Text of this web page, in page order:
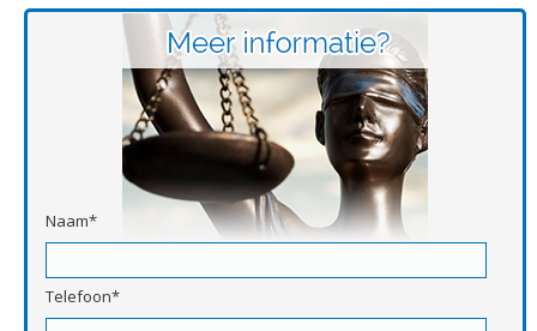
Naam*
Telefoon*